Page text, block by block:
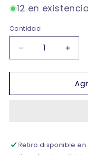
12 en
Cantidad
Reducir
cantidad
para
de
Alfani
para
de
Retiro disponible en